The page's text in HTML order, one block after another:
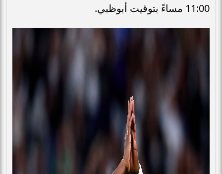
11:00 مساءً بتوقيت أبوظبي.